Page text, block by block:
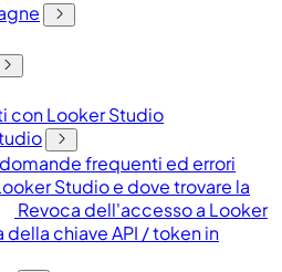
con Looker Studio
frequenti ed errori
Studio e dove trovare la
Revoca dell'accesso a Looker
della chiave API / token in